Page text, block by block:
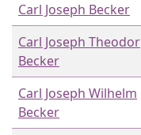
Carl Joseph Becker
Carl Joseph Theodor
Becker
Carl Joseph Wilhelm
Becker